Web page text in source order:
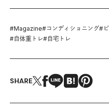
#Magazine#コンディショニング#
#自体重トレ#自宅トレ
SHARE